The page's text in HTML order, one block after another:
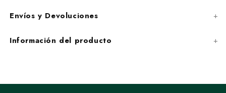
Envíos y Devoluciones
Información del producto